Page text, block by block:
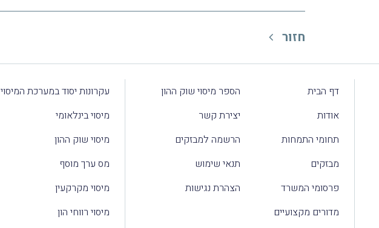
חזור
דף הבית
אודות
תחומי התמחות
מבזקים
פרסומי המשרד
מדורים מקצועיים
הספר מיסוי שוק ההון
יצירת קשר
הרשמה למבזקים
תנאי שימוש
הצהרת נגישות
עקרונות יסוד במערכת המיסוי
מיסוי בינלאומי
מיסוי שוק ההון
מס ערך מוסף
מיסוי מקרקעין
מיסוי רווחי הון